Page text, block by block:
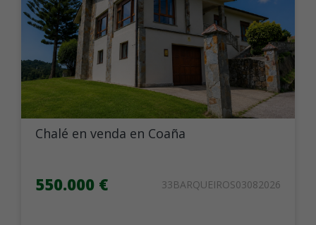
Chalé en venda en Coaña
550.000 € 33BARQUEIROS03082026